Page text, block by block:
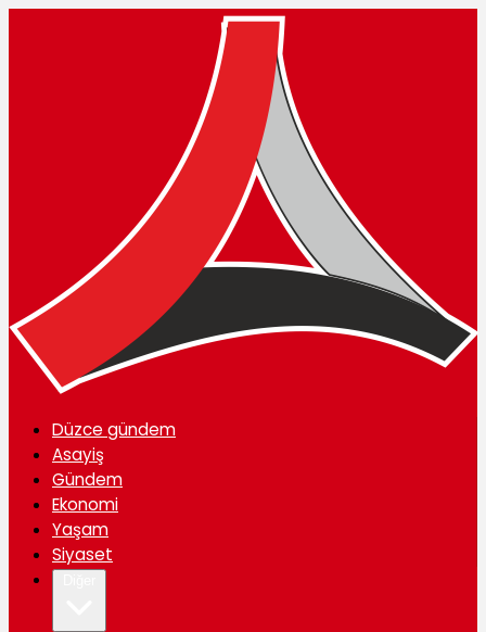
Düzce gündem
Asayiş
Gündem
Ekonomi
Yaşam
Siyaset